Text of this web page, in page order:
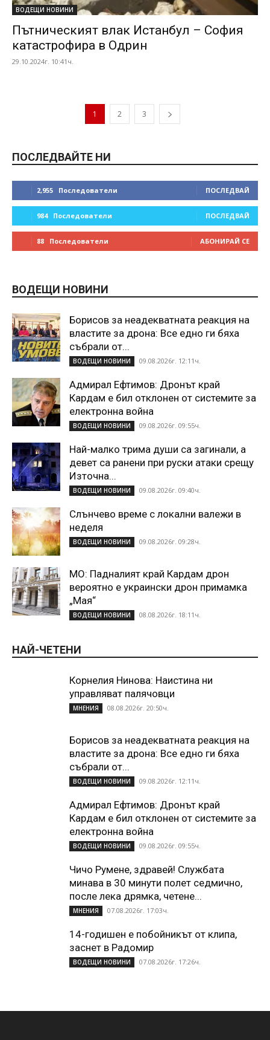
ВОДЕЩИ НОВИНИ
Пътническият влак Истанбул – София
катастрофира в Одрин
29.10.2024г. 10:41ч.
1 2 3
ПОСЛЕДВАЙТЕ НИ
2,955 Последователи ПОСЛЕДВАЙ
984 Последователи ПОСЛЕДВАЙ
88 Последователи АБОНИРАЙ СЕ
ВОДЕЩИ НОВИНИ
Борисов за неадекватната реакция на
властите за дрона: Все едно ги бяха
събрали от...
ВОДЕЩИ НОВИНИ 09.08.2026г. 12:11ч.
Адмирал Ефтимов: Дронът край
Кардам е бил отклонен от системите за
електронна война
ВОДЕЩИ НОВИНИ 09.08.2026г. 09:55ч.
Най-малко трима души са загинали, а
девет са ранени при руски атаки срещу
Източна...
ВОДЕЩИ НОВИНИ 09.08.2026г. 09:40ч.
Слънчево време с локални валежи в
неделя
ВОДЕЩИ НОВИНИ 09.08.2026г. 09:28ч.
МО: Падналият край Кардам дрон
вероятно е украински дрон примамка
„Мая“
ВОДЕЩИ НОВИНИ 08.08.2026г. 18:11ч.
НАЙ-ЧЕТЕНИ
Корнелия Нинова: Наистина ни
управляват палячовци
МНЕНИЯ 08.08.2026г. 20:50ч.
Борисов за неадекватната реакция на
властите за дрона: Все едно ги бяха
събрали от...
ВОДЕЩИ НОВИНИ 09.08.2026г. 12:11ч.
Адмирал Ефтимов: Дронът край
Кардам е бил отклонен от системите за
електронна война
ВОДЕЩИ НОВИНИ 09.08.2026г. 09:55ч.
Чичо Румене, здравей! Службата
минава в 30 минути полет седмично,
после лека дрямка, четене...
МНЕНИЯ 07.08.2026г. 17:03ч.
14-годишен е побойникът от клипа,
заснет в Радомир
ВОДЕЩИ НОВИНИ 07.08.2026г. 17:26ч.